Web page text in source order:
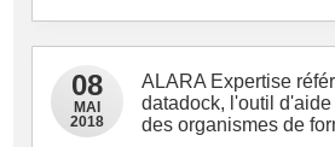
08
MAI
2018
ALARA Expertise
datadock, l'outil
des organismes de